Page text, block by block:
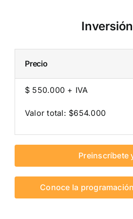
Precio
$ 550.000 + IVA
Valor total: $654.000
Preinscríbete
Conoce la